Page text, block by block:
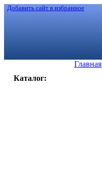
Добавить сайт в избранное
Главная
Каталог: